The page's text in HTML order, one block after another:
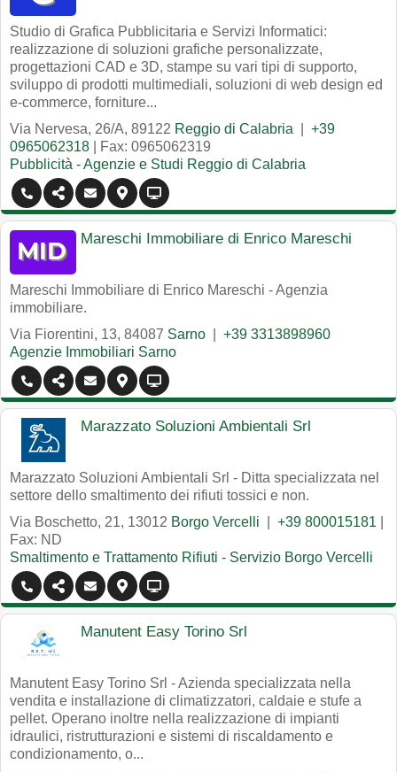
Studio di Grafica Pubblicitaria e Servizi Informatici:
realizzazione di soluzioni grafiche personalizzate,
progettazioni CAD e 3D, stampe su vari tipi di supporto,
sviluppo di prodotti multimediali, soluzioni di web design ed
e-commerce, forniture...
Via Nervesa, 26/A, 89122 Reggio di Calabria
+39
0965062318 | Fax: 0965062319
Pubblicità - Agenzie e Studi Reggio di Calabria
Mareschi Immobiliare di Enrico Mareschi
Mareschi Immobiliare di Enrico Mareschi - Agenzia
immobiliare.
Via Fiorentini, 13, 84087 Sarno
+39 3313898960
Agenzie Immobiliari Sarno
Marazzato Soluzioni Ambientali Srl
Marazzato Soluzioni Ambientali Srl - Ditta specializzata nel
settore dello smaltimento dei rifiuti tossici e non.
Via Boschetto, 21, 13012 Borgo Vercelli +39 800015181
Fax: ND
Smaltimento e Trattamento Rifiuti - Servizio Borgo Vercelli
Manutent Easy Torino Srl
Manutent Easy Torino Srl - Azienda specializzata nella
vendita e installazione di climatizzatori, caldaie e stufe a
pellet. Operano inoltre nella realizzazione di impianti
idraulici, ristrutturazioni e sistemi di riscaldamento e
condizionamento, o...